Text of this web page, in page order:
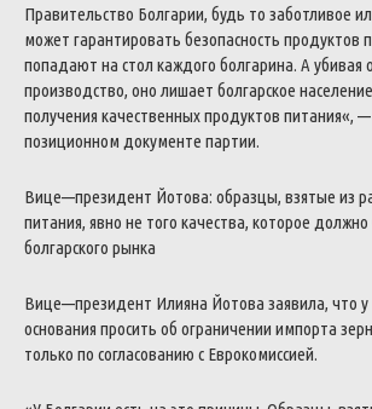
Правительство Болгарии, будь то заботливое
может гарантировать безопасность продуктов
попадают на стол каждого болгарина. А убивая
производство, оно лишает болгарское население
получения качественныхпродуктов питания«, —
позиционном документе партии.
Вице—президент Йотова: образцы, взятые из
питания, явно не того качества, которое должно
болгарского рынка
Вице—президент Илияна Йотова заявила, что у
основания просить об ограничении импорта
только по согласованию с Еврокомиссией.